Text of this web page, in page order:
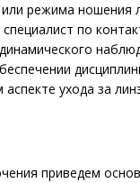
режима ношения
по
ухода за
приведем